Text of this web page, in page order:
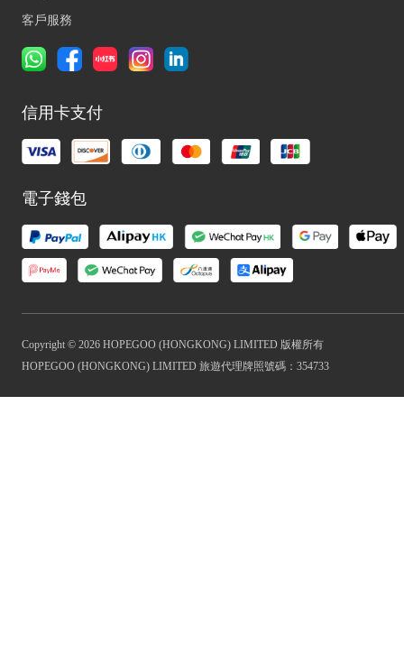
客戶服務
信用卡支付
電子錢包
Copyright © 2026 HOPEGOO (HONGKONG) LIMITED 版權所有
HOPEGOO (HONGKONG) LIMITED 旅遊代理牌照號碼：354733